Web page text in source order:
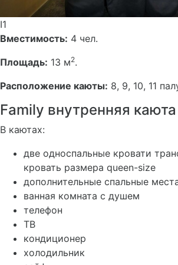
I1
Вместимость: 4 чел.
Площадь: 13 м2.
Расположение каюты: 8, 9, 10, 11
Family внутренняя каюта
В каютах:
две односпальные кровати
кровать размера queen-size
дополнительные спальные
ванная комната с душем
телефон
ТВ
кондиционер
холодильник